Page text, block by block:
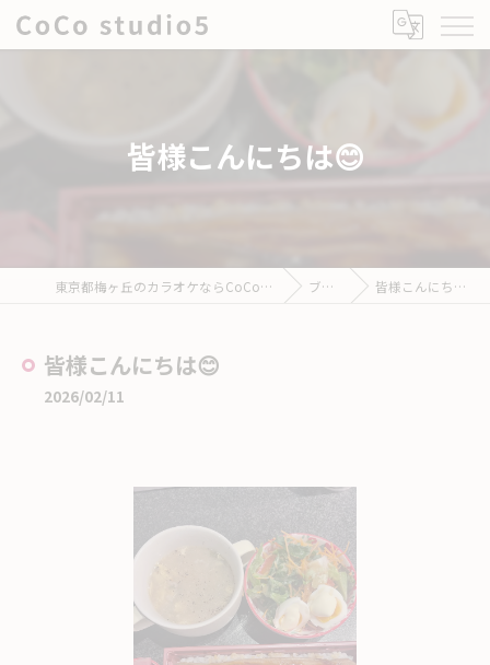
皆様こんにちは😊
東京都梅ヶ丘のカラオケならCoCo studio5 ブログ 皆様こんにちは😊
皆様こんにちは😊
2026/02/11